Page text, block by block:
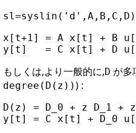
sl=syslin('d',A,B,C,D)
x[t+1] = A x[t] + B
もしくは,より一般的に,D が多
degree(D(z))) :
D(z) = D_0 + z D_1 +